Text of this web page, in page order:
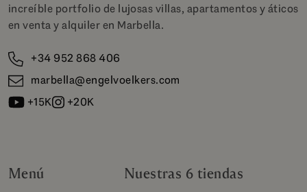
increíble portfolio de lujosas villas, apartamentos y áticos
en venta y alquiler en Marbella.
+34 952 868 406
marbella@engelvoelkers.com
+15K
+20K
Menú Nuestras 6 tiendas